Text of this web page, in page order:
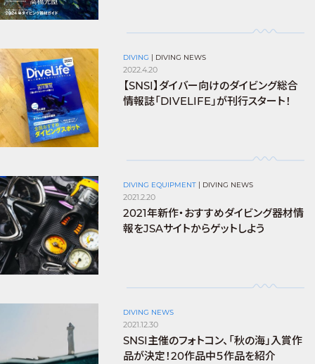
DIVING DIVING NEWS
2022.4.20
【SNSI】ダイバー向けのダイビング総合
情報誌「DIVELIFE」が刊行スタート！
DIVING EQUIPMENT DIVING NEWS
2021.2.20
2021年新作・おすすめダイビング器材情
報をJSAサイトからゲットしよう
DIVING NEWS
2021.12.30
SNSI主催のフォトコン、「秋の海」入賞作
品が決定！20作品中５作品を紹介